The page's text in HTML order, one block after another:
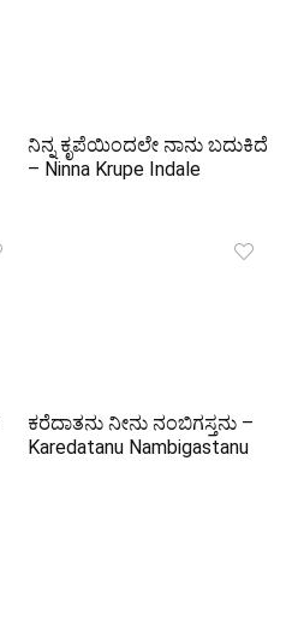
ನಿನ್ನ ಕೃಪೆಯಿಂದಲೇ ನಾನು ಬದುಕಿದೆ
– Ninna Krupe Indale
ಕರೆದಾತನು ನೀನು ನಂಬಿಗಸ್ತನು –
Karedatanu Nambigastanu